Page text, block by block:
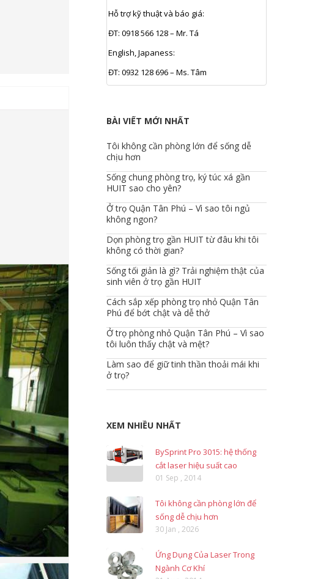
Hỗ trợ kỹ thuật và báo giá:
ĐT: 0918 566 128 – Mr. Tá
English, Japaness:
ĐT: 0932 128 696 – Ms. Tâm
BÀI VIẾT MỚI NHẤT
Tôi không cần phòng lớn để sống dễ
chịu hơn
Sống chung phòng trọ, ký túc xá gần
HUIT sao cho yên?
Ở trọ Quận Tân Phú – Vì sao tôi ngủ
không ngon?
Dọn phòng trọ gần HUIT từ đâu khi tôi
không có thời gian?
Sống tối giản là gì? Trải nghiệm thật của
sinh viên ở trọ gần HUIT
Cách sắp xếp phòng trọ nhỏ Quận Tân
Phú để bớt chật và dễ thở
Ở trọ phòng nhỏ Quận Tân Phú – Vì sao
tôi luôn thấy chật và mệt?
Làm sao để giữ tinh thần thoải mái khi
ở trọ?
XEM NHIỀU NHẤT
BySprint Pro 3015: hệ thống
cắt laser hiệu suất cao
01 Sep , 2014
Tôi không cần phòng lớn để
sống dễ chịu hơn
30 Jan , 2026
Ứng Dụng Của Laser Trong
Ngành Cơ Khí